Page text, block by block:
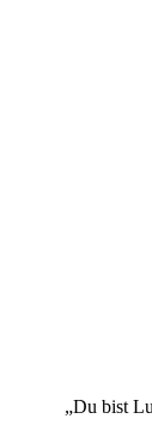
„Du bist